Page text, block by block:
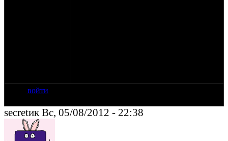
войти
secretик Вс, 05/08/2012 - 22:38